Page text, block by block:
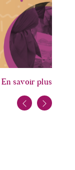
En savoir plus